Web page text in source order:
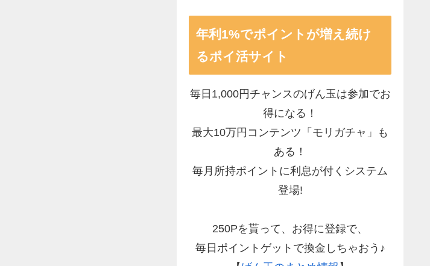
年利1%でポイントが増え続け
るポイ活サイト
毎日1,000円チャンスのげん玉は参加でお
得になる！
最大10万円コンテンツ「モリガチャ」も
ある！
毎月所持ポイントに利息が付くシステム
登場!
250Pを貰って、お得に登録で、
毎日ポイントゲットで換金しちゃおう♪